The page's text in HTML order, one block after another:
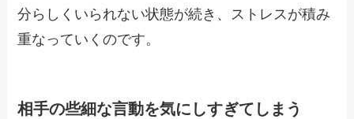
分らしくいられない状態が続き、ストレスが積み
重なっていくのです。
相手の些細な言動を気にしすぎてしまう